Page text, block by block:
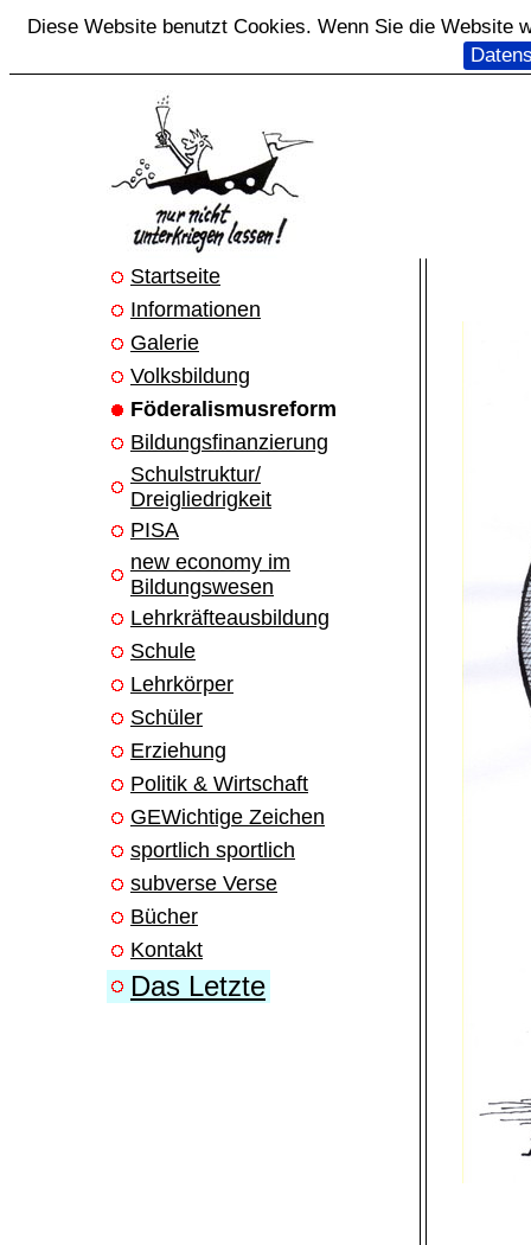
Diese Website benutzt Cookies. Wenn Sie die Website
Startseite
Informationen
Galerie
Volksbildung
Föderalismusreform
Bildungsfinanzierung
Schulstruktur/
Dreigliedrigkeit
PISA
new economy im
Bildungswesen
Lehrkräfteausbildung
Schule
Lehrkörper
Schüler
Erziehung
Politik & Wirtschaft
GEWichtige Zeichen
sportlich sportlich
subverse Verse
Bücher
Kontakt
Das Letzte